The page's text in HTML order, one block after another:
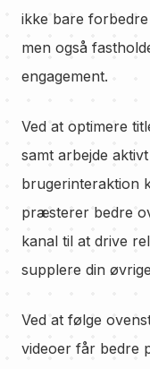
ikke bare
men også
engagement.
Ved at optimere
samt arbejde
brugerinteraktion
præsterer bedre
kanal til at drive
supplere din
Ved at følge
videoer får bedre